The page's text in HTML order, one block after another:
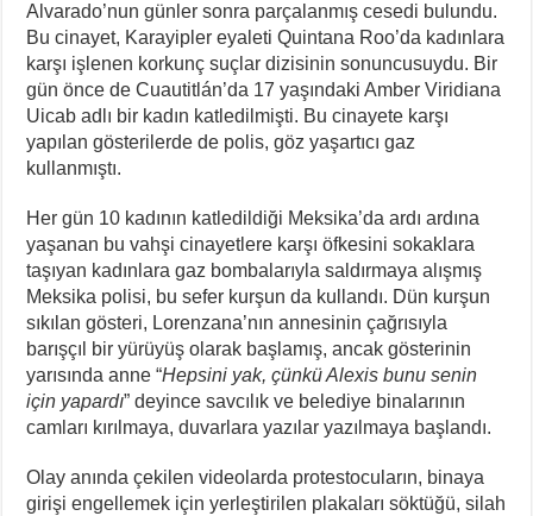
Alvarado’nun günler sonra parçalanmış cesedi bulundu.
Bu cinayet, Karayipler eyaleti Quintana Roo’da kadınlara
karşı işlenen korkunç suçlar dizisinin sonuncusuydu. Bir
gün önce de Cuautitlán’da 17 yaşındaki Amber Viridiana
Uicab adlı bir kadın katledilmişti. Bu cinayete karşı
yapılan gösterilerde de polis, göz yaşartıcı gaz
kullanmıştı.
Her gün 10 kadının katledildiği Meksika’da ardı ardına
yaşanan bu vahşi cinayetlere karşı öfkesini sokaklara
taşıyan kadınlara gaz bombalarıyla saldırmaya alışmış
Meksika polisi, bu sefer kurşun da kullandı. Dün kurşun
sıkılan gösteri, Lorenzana’nın annesinin çağrısıyla
barışçıl bir yürüyüş olarak başlamış, ancak gösterinin
yarısında anne “Hepsini yak, çünkü Alexis bunu senin
için yapardı” deyince savcılık ve belediye binalarının
camları kırılmaya, duvarlara yazılar yazılmaya başlandı.
Olay anında çekilen videolarda protestocuların, binaya
girişi engellemek için yerleştirilen plakaları söktüğü, silah